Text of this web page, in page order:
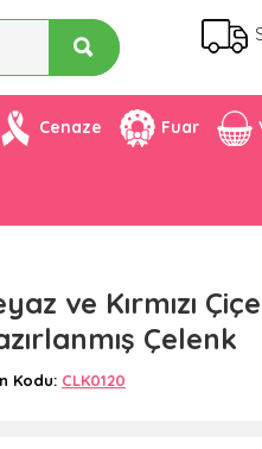
Cenaze Fuar
ve Kırmızı
Çelenk
Kodu: CLK0120